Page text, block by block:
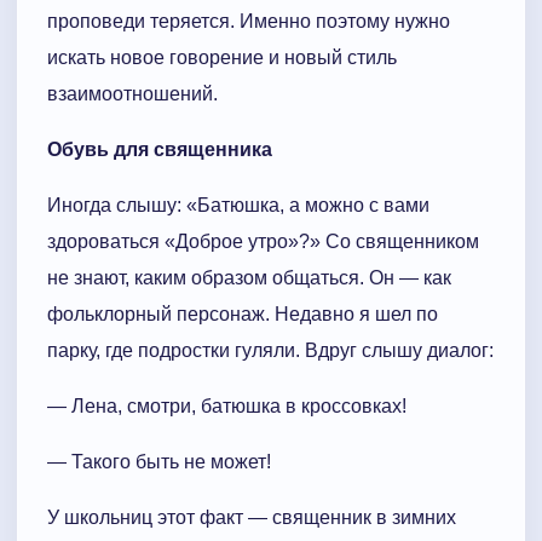
проповеди теряется. Именно поэтому нужно
искать новое говорение и новый стиль
взаимоотношений.
Обувь для священника
Иногда слышу: «Батюшка, а можно с вами
здороваться «Доброе утро»?» Со священником
не знают, каким образом общаться. Он — как
фольклорный персонаж. Недавно я шел по
парку, где подростки гуляли. Вдруг слышу диалог:
— Лена, смотри, батюшка в кроссовках!
— Такого быть не может!
У школьниц этот факт — священник в зимних